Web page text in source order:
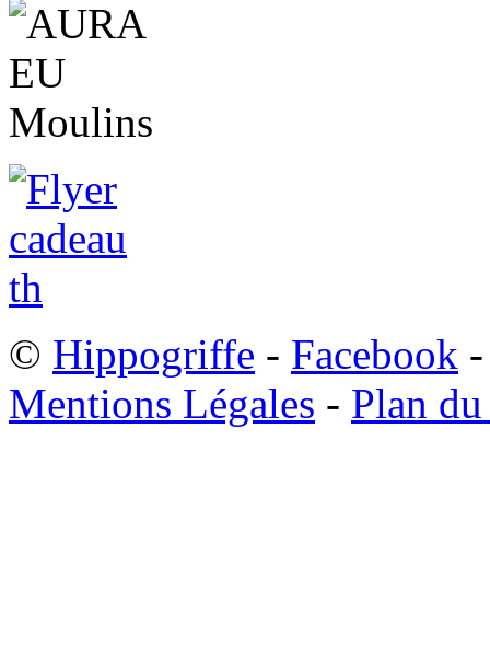
© Hippogriffe - Facebook
Mentions Légales - Plan